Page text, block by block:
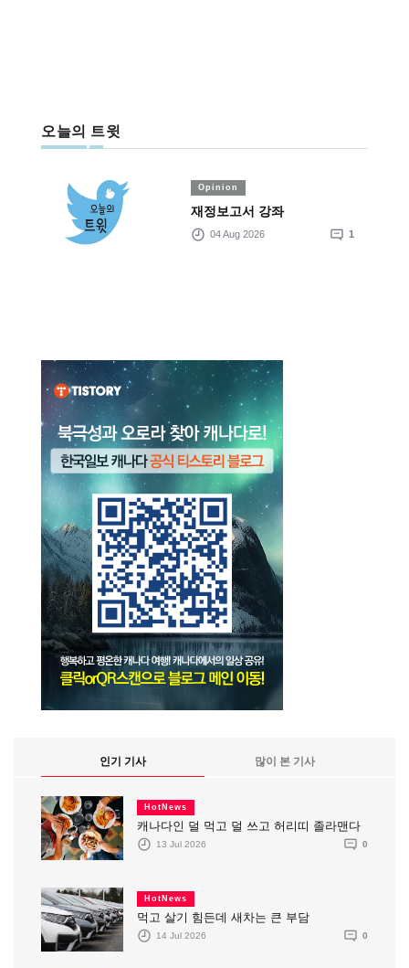
오늘의 트윗
Opinion
재정보고서 강좌
04 Aug 2026 1
인기 기사 많이 본 기사
HotNews
캐나다인 덜 먹고 덜 쓰고 허리띠 졸라맨다
13 Jul 2026 0
HotNews
먹고 살기 힘든데 새차는 큰 부담
14 Jul 2026 0